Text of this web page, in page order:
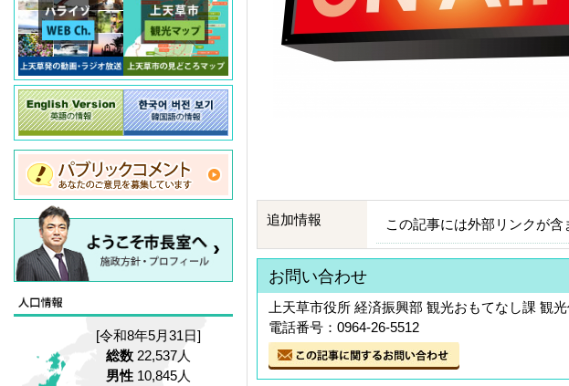
追加情報 この記事には外部リンクが含
お問い合わせ
上天草市役所 経済振興部 観光おもてなし課 観
電話番号：0964-26-5512
[令和8年5月31日]
総数 22,537人
男性 10,845人